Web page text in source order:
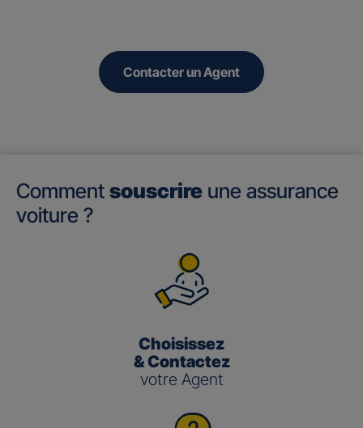
Contacter un Agent
Comment souscrire une assurance
voiture ?
Choisissez
& Contactez
votre Agent